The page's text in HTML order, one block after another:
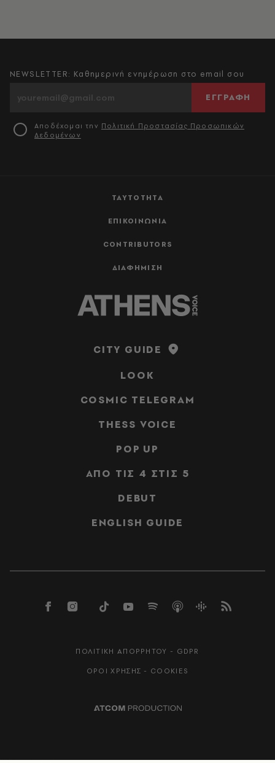
ΤΑΥΤΟΤΗΤΑ
ΕΠΙΚΟΙΝΩΝΙΑ
CONTRIBUTORS
ΔΙΑΦΗΜΙΣΗ
NEWSLETTER: Καθημερινή ενημέρωση στο email σου
ΕΓΓΡΑΦΗ
Αποδέχομαι την Πολιτική Προστασίας Προσωπικών
Δεδομένων
CITY GUIDE
LOOK
COSMIC TELEGRAM
THESS VOICE
POP UP
ΑΠΟ ΤΙΣ 4 ΣΤΙΣ 5
DEBUT
ENGLISH GUIDE
ΠΟΛΙΤΙΚΗ ΑΠΟΡΡΗΤΟΥ - GDPR
ΟΡΟΙ ΧΡΗΣΗΣ - COOKIES